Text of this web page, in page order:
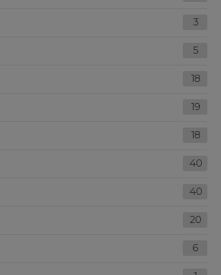
3
5
18
19
18
40
40
20
6